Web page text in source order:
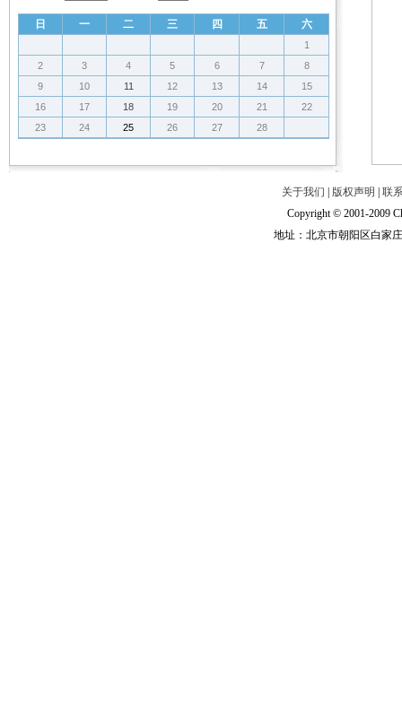
日 一 二 三 四 五 六
1
2
3 4 5 6 7
8
9
10 11 12 13 14
15
16
17 18 19 20 21
22
23
24 25 26 27 28
关于我们 版权声明
联
Copyright © 2001-2009
地址：北京市朝阳区白家